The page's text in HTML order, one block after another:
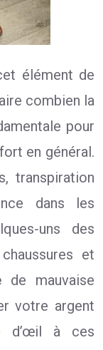
élément de
combien la
pour
en général.
transpiration
dans les
uns des
et
de mauvaise
votre argent
d’œil à ces